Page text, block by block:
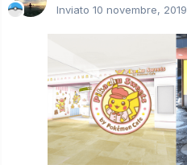
Inviato 10 novembre, 2019